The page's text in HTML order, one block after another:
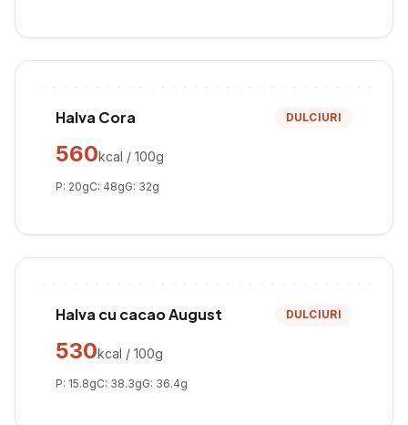
Halva Cora DULCIURI
560kcal / 100g
P: 20gC: 48gG: 32g
Halva cu cacao August DULCIURI
530kcal / 100g
P: 15.8gC: 38.3gG: 36.4g